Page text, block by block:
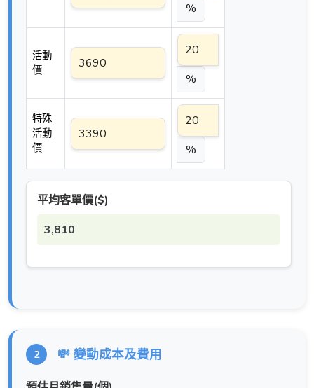
%
活動
價
%
特殊
活動
價
%
平均客單價($)
3,810
2 💸 變動成本及費用